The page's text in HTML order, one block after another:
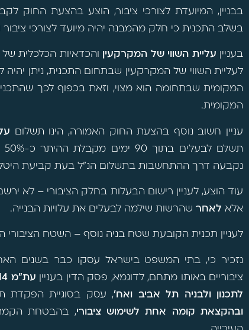
בבניין, המיועדת לצורכי ציבור, הוצע בהצעת החוק
בשלב התכנית כי חלק מהמבנה יהיה מיועד לצורכי
בעניין עליית השווי של המקרקעין
והכדאיות הכלכלית
לעליית השווי של המקרקעין שבתחום התכנית, ניתן
המקומית שבתחומה הוא מצוי, וזאת בכפוף לכך
המקומית.
עניין חשוב נוסף בהצעת החוק האמורה, הינו תשלום
נקבעה דרך ההתחשבות בתשלום הנ"ל בעת קביעת
עוד הוצע, לעניין רישום הבעלות בחלק הציבורי – לא
אלא לאחר שהרשות שילמה לבעלים את עלויות הבנייה.
לעניין תכנית הקובעת שטח בניה נוסף – השטח הציבורי המוקנה
נזכיר כי, בתי המשפט בישראל עסקו כבר בשנים
ציבוריים באותו מתחם, לדוגמא, פסק הדין בעניין
לתכנון ולבניה תל אביב ואח', עסק בסוגיית הפקדת תכנית מתאר
ובהקצאת קומה אחת לשימוש ציבורי, בהבטחת הקמת